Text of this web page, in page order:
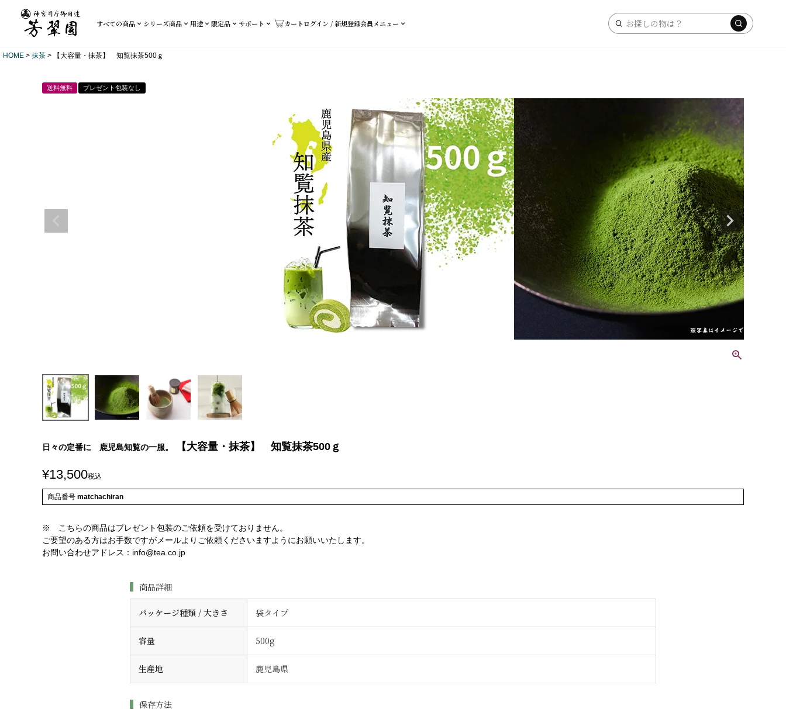
すべての商品 シリーズ商品 用途 限定品 サポート カートログイン / 新規登録会員メニュー
キ
ー
HOME 抹茶 【大容量・抹茶】 知覧抹茶500ｇ
送料無料 プレゼント包装なし
日々の定番に 鹿児島知覧の一服。 【大容量・抹茶】 知覧抹茶500ｇ
¥13,500税込
商品番号 matchachiran
※ こちらの商品はプレゼント包装のご依頼を受けておりません。
ご要望のある方はお手数ですがメールよりご依頼くださいますようにお願いいたします。
お問い合わせアドレス：info@tea.co.jp
商品詳細
パッケージ種類 / 大きさ 袋タイプ
容量 500g
生産地 鹿児島県
保存方法